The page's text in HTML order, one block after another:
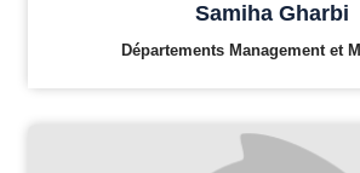
Samiha Gharbi
Départements Management et